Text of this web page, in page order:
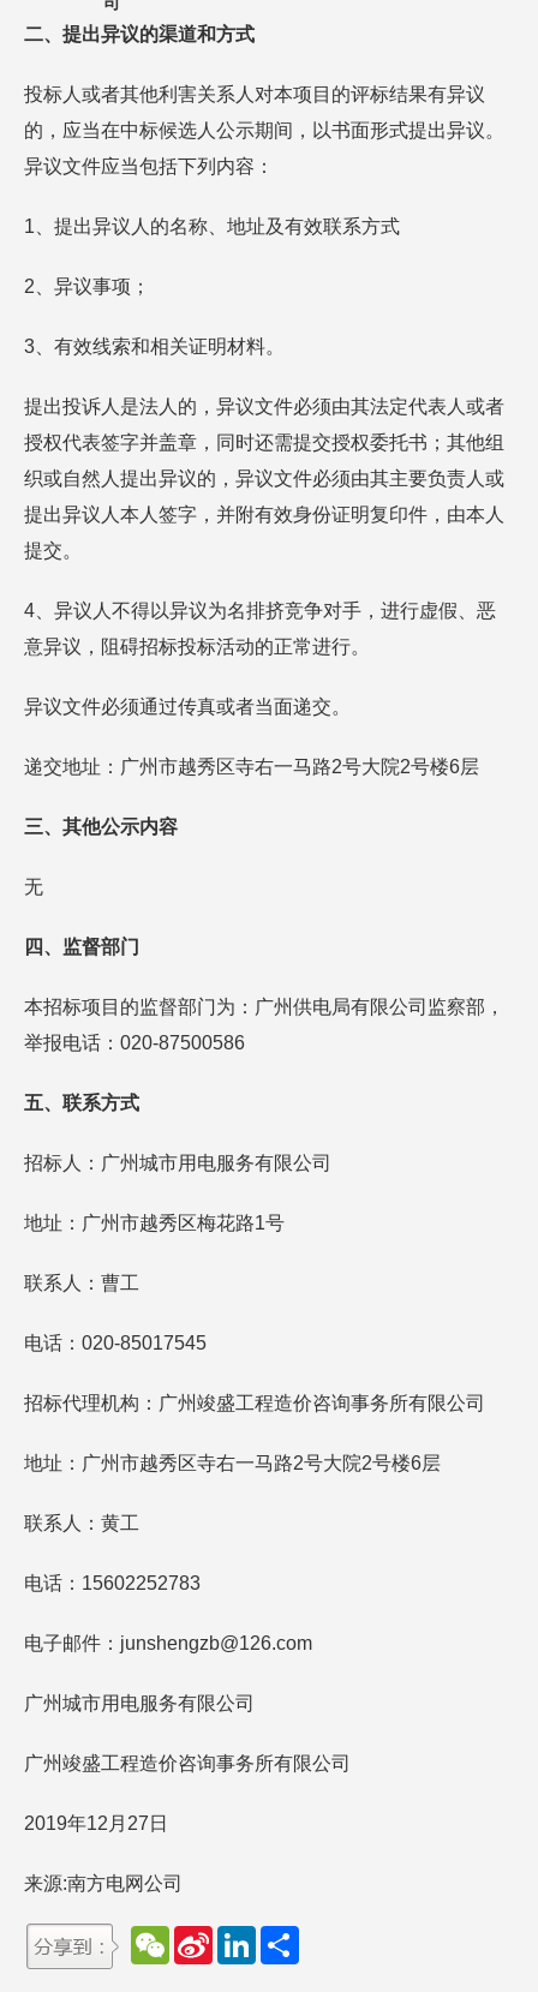
二、提出异议的渠道和方式
投标人或者其他利害关系人对本项目的评标结果有异议
的，应当在中标候选人公示期间，以书面形式提出异议。
异议文件应当包括下列内容：
1、提出异议人的名称、地址及有效联系方式
2、异议事项；
3、有效线索和相关证明材料。
提出投诉人是法人的，异议文件必须由其法定代表人或者
授权代表签字并盖章，同时还需提交授权委托书；其他组
织或自然人提出异议的，异议文件必须由其主要负责人或
提出异议人本人签字，并附有效身份证明复印件，由本人
提交。
4、异议人不得以异议为名排挤竞争对手，进行虚假、恶
意异议，阻碍招标投标活动的正常进行。
异议文件必须通过传真或者当面递交。
递交地址：广州市越秀区寺右一马路2号大院2号楼6层
三、其他公示内容
无
四、监督部门
本招标项目的监督部门为：广州供电局有限公司监察部，
举报电话：020-87500586
五、联系方式
招标人：广州城市用电服务有限公司
地址：广州市越秀区梅花路1号
联系人：曹工
电话：020-85017545
招标代理机构：广州竣盛工程造价咨询事务所有限公司
地址：广州市越秀区寺右一马路2号大院2号楼6层
联系人：黄工
电话：15602252783
电子邮件：junshengzb@126.com
广州城市用电服务有限公司
广州竣盛工程造价咨询事务所有限公司
2019年12月27日
来源:南方电网公司
W
e
S
L